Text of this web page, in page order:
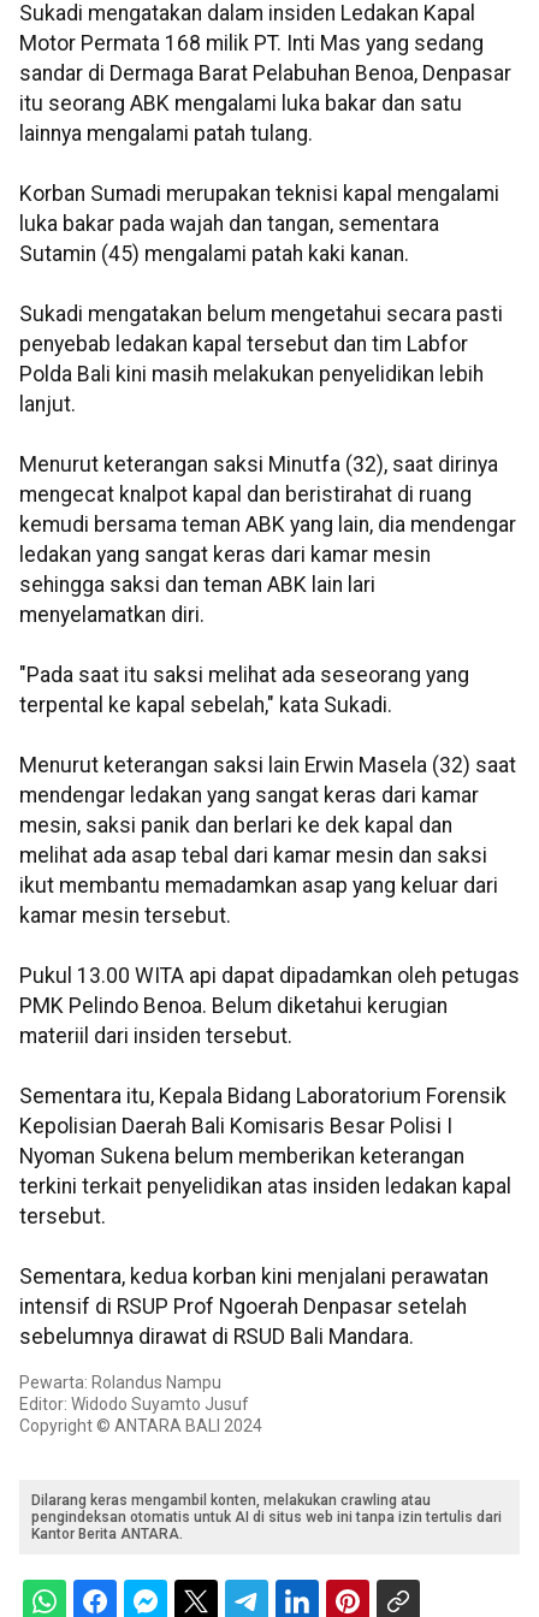
Sukadi mengatakan dalam insiden Ledakan Kapal
Motor Permata 168 milik PT. Inti Mas yang sedang
sandar di Dermaga Barat Pelabuhan Benoa, Denpasar
itu seorang ABK mengalami luka bakar dan satu
lainnya mengalami patah tulang.
Korban Sumadi merupakan teknisi kapal mengalami
luka bakar pada wajah dan tangan, sementara
Sutamin (45) mengalami patah kaki kanan.
Sukadi mengatakan belum mengetahui secara pasti
penyebab ledakan kapal tersebut dan tim Labfor
Polda Bali kini masih melakukan penyelidikan lebih
lanjut.
Menurut keterangan saksi Minutfa (32), saat dirinya
mengecat knalpot kapal dan beristirahat di ruang
kemudi bersama teman ABK yang lain, dia mendengar
ledakan yang sangat keras dari kamar mesin
sehingga saksi dan teman ABK lain lari
menyelamatkan diri.
"Pada saat itu saksi melihat ada seseorang yang
terpental ke kapal sebelah," kata Sukadi.
Menurut keterangan saksi lain Erwin Masela (32) saat
mendengar ledakan yang sangat keras dari kamar
mesin, saksi panik dan berlari ke dek kapal dan
melihat ada asap tebal dari kamar mesin dan saksi
ikut membantu memadamkan asap yang keluar dari
kamar mesin tersebut.
Pukul 13.00 WITA api dapat dipadamkan oleh petugas
PMK Pelindo Benoa. Belum diketahui kerugian
materiil dari insiden tersebut.
Sementara itu, Kepala Bidang Laboratorium Forensik
Kepolisian Daerah Bali Komisaris Besar Polisi I
Nyoman Sukena belum memberikan keterangan
terkini terkait penyelidikan atas insiden ledakan kapal
tersebut.
Sementara, kedua korban kini menjalani perawatan
intensif di RSUP Prof Ngoerah Denpasar setelah
sebelumnya dirawat di RSUD Bali Mandara.
Pewarta: Rolandus Nampu
Editor: Widodo Suyamto Jusuf
Copyright © ANTARA BALI 2024
Dilarang keras mengambil konten, melakukan crawling atau
pengindeksan otomatis untuk AI di situs web ini tanpa izin tertulis dari
Kantor Berita ANTARA.